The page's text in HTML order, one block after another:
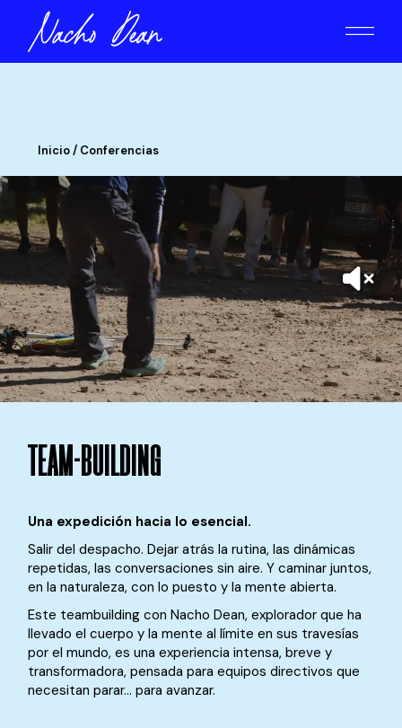
Inicio / Conferencias
TEAM-BUILDING
Una expedición hacia lo esencial.
Salir del despacho. Dejar atrás la rutina, las dinámicas
repetidas, las conversaciones sin aire. Y caminar juntos,
en la naturaleza, con lo puesto y la mente abierta.
Este teambuilding con Nacho Dean, explorador que ha
llevado el cuerpo y la mente al límite en sus travesías
por el mundo, es una experiencia intensa, breve y
transformadora, pensada para equipos directivos que
necesitan parar… para avanzar.